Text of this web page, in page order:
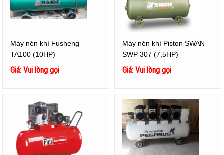
Máy nén khí Fusheng
TA100 (10HP)
Giá: Vui lòng gọi
Máy nén khí Piston SWAN
SWP 307 (7,5HP)
Giá: Vui lòng gọi